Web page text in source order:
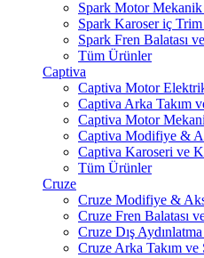
Spark Motor Mekanik
Spark Karoser iç
Spark Fren Balatası
Tüm Ürünler
Captiva
Captiva Motor
Captiva Arka Takım
Captiva Motor
Captiva Modifiye &
Captiva Karoseri ve
Tüm Ürünler
Cruze
Cruze Modifiye &
Cruze Fren Balatası
Cruze Dış
Cruze Arka Takım ve